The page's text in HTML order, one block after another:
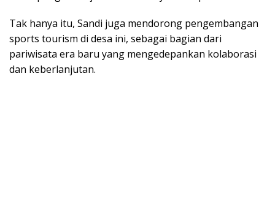
Tak hanya itu, Sandi juga mendorong pengembangan
sports tourism di desa ini, sebagai bagian dari
pariwisata era baru yang mengedepankan kolaborasi
dan keberlanjutan.